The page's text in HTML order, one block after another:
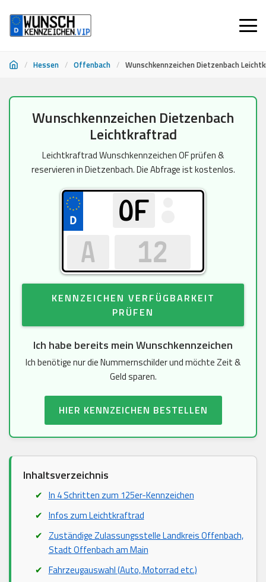
/ Hessen / Offenbach / Wunschkennzeichen Dietzenbach
Wunschkennzeichen Dietzenbach
Leichtkraftrad
Leichtkraftrad Wunschkennzeichen OF prüfen &
reservieren in Dietzenbach. Die Abfrage ist kostenlos.
KENNZEICHEN VERFÜGBARKEIT
PRÜFEN
Ich habe bereits mein Wunschkennzeichen
Ich benötige nur die Nummernschilder und möchte Zeit &
Geld sparen.
HIER KENNZEICHEN BESTELLEN
Inhaltsverzeichnis
In 4 Schritten zum 125er-Kennzeichen
Infos zum Leichtkraftrad
Zuständige Zulassungsstelle Landkreis Offenbach,
Stadt Offenbach am Main
Fahrzeugauswahl (Auto, Motorrad etc.)